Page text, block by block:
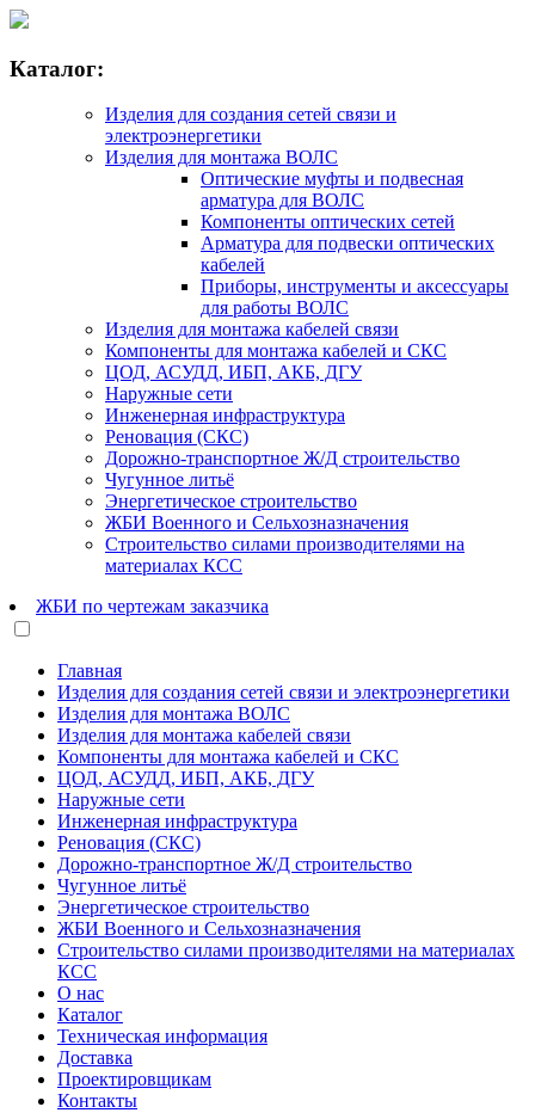
Каталог:
Изделия для создания сетей связи и
электроэнергетики
Изделия для монтажа ВОЛС
Оптические муфты и подвесная
арматура для ВОЛС
Компоненты оптических сетей
Арматура для подвески оптических
кабелей
Приборы, инструменты и аксессуары
для работы ВОЛС
Изделия для монтажа кабелей связи
Компоненты для монтажа кабелей и СКС
ЦОД, АСУДД, ИБП, АКБ, ДГУ
Наружные сети
Инженерная инфраструктура
Реновация (СКС)
Дорожно-транспортное Ж/Д строительство
Чугунное литьё
Энергетическое строительство
ЖБИ Военного и Сельхозназначения
Строительство силами производителями на
материалах КСС
ЖБИ по чертежам заказчика
Главная
Изделия для создания сетей связи и электроэнергетики
Изделия для монтажа ВОЛС
Изделия для монтажа кабелей связи
Компоненты для монтажа кабелей и СКС
ЦОД, АСУДД, ИБП, АКБ, ДГУ
Наружные сети
Инженерная инфраструктура
Реновация (СКС)
Дорожно-транспортное Ж/Д строительство
Чугунное литьё
Энергетическое строительство
ЖБИ Военного и Сельхозназначения
Строительство силами производителями на материалах
КСС
О нас
Каталог
Техническая информация
Доставка
Проектировщикам
Контакты